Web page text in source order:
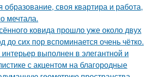
своя квартира и работа,
мечтала.
ковида прошло уже около двух
до сих пор вспоминается очень чётко.
выполнен в элегантной и
с акцентом на благородные